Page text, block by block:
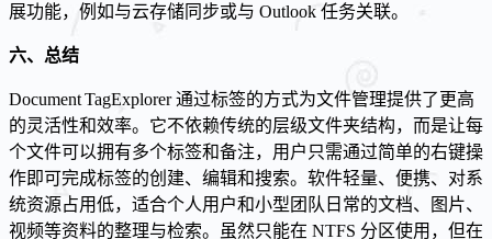
展功能，例如与云存储同步或与 Outlook 任务关联。
六、总结
Document TagExplorer 通过标签的方式为文件管理提供了更高
的灵活性和效率。它不依赖传统的层级文件夹结构，而是让每
个文件可以拥有多个标签和备注，用户只需通过简单的右键操
作即可完成标签的创建、编辑和搜索。软件轻量、便携、对系
统资源占用低，适合个人用户和小型团队日常的文档、图片、
视频等资料的整理与检索。虽然只能在 NTFS 分区使用，但在